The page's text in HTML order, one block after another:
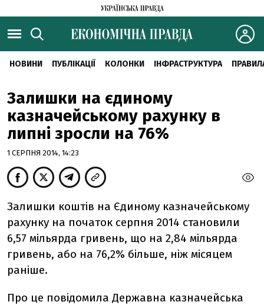
НОВИНИ ПУБЛІКАЦІЇ КОЛОНКИ ІНФРАСТРУКТУРА
Залишки на єдиному
казначейському рахунку в
липні зросли на 76%
1 СЕРПНЯ 2014, 14:23
Залишки коштів на Єдиному казначейському
рахунку на початок серпня 2014 становили
6,57 мільярда гривень, що на 2,84 мільярда
гривень, або на 76,2% більше, ніж місяцем
раніше.
Про це повідомила Державна казначейська